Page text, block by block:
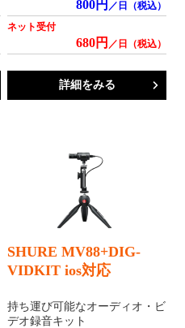
800円 ／日（税込）
ネット受付
680円 ／日（税込）
詳細をみる
SHURE MV88+DIG-
VIDKIT ios対応
持ち運び可能なオーディオ・ビ
デオ録音キット